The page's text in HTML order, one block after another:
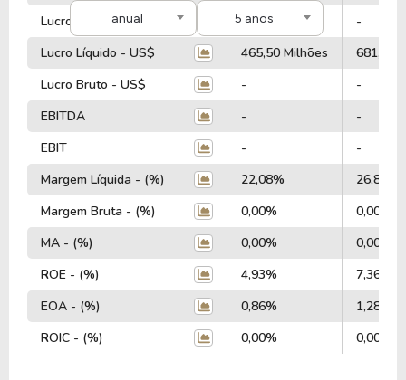
anual 5 anos
Lucro Operacional - US$
-
-
Lucro Líquido - US$
465,50 Milhões
681,45
Lucro Bruto - US$
-
-
EBITDA
-
-
EBIT
-
-
Margem Líquida - (%)
22,08%
26,81%
Margem Bruta - (%)
0,00%
0,00%
MA - (%)
0,00%
0,00%
ROE - (%)
4,93%
7,36%
EOA - (%)
0,86%
1,28%
ROIC - (%)
0,00% 0,00%